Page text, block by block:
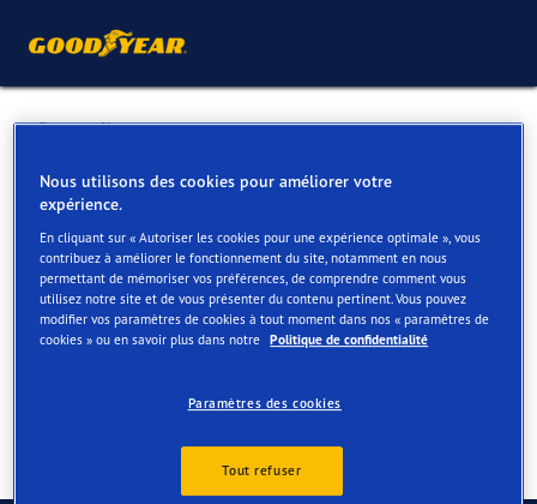
Retour liste
GARAGE MERTENS
Services disponibles en ligne et en magasin
Contact Services
Nous utilisons des cookies pour améliorer votre
expérience.
En cliquant sur « Autoriser les cookies pour une expérience optimale », vous
contribuez à améliorer le fonctionnement du site, notamment en nous
permettant de mémoriser vos préférences, de comprendre comment vous
utilisez notre site et de vous présenter du contenu pertinent. Vous pouvez
modifier vos paramètres de cookies à tout moment dans nos « paramètres de
cookies » ou en savoir plus dans notre Politique de confidentialité
Paramètres des cookies
Tout refuser